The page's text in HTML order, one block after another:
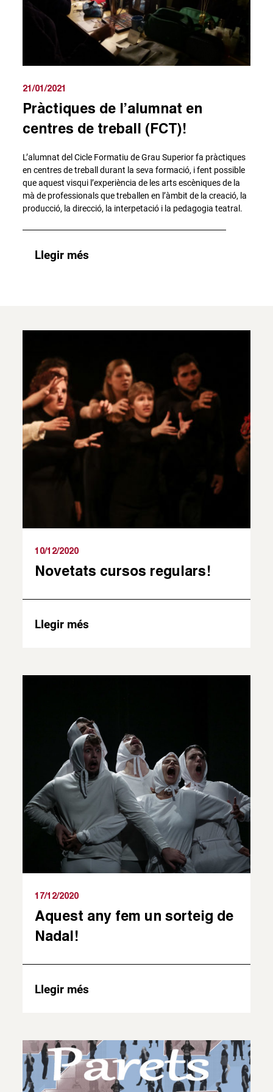
21/01/2021
Pràctiques de l’alumnat en
centres de treball (FCT)!
L’alumnat del Cicle Formatiu de Grau Superior fa pràctiques
en centres de treball durant la seva formació, i fent possible
que aquest visqui l’experiència de les arts escèniques de la
mà de professionals que treballen en l’àmbit de la creació, la
producció, la direcció, la interpetació i la pedagogia teatral.
Llegir més
10/12/2020
Novetats cursos regulars!
Llegir més
17/12/2020
Aquest any fem un sorteig de
Nadal!
Llegir més